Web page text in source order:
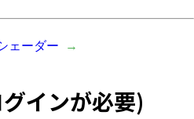
ェーダー
インが必要)